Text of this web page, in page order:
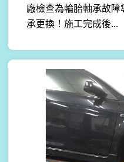
廠檢查為輪胎軸承故
承更換！施工完成後...